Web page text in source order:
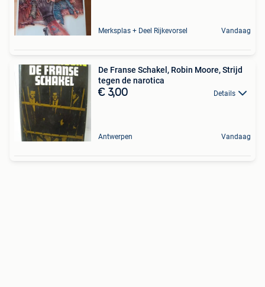
Merksplas + Deel Rijkevorsel Vandaag
De Franse Schakel, Robin Moore, Strijd
tegen de narotica
€ 3,00 Details
Antwerpen Vandaag